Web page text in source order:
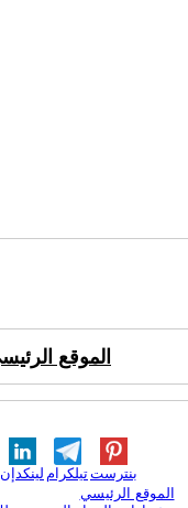
الموقع
لينكدإن تيلكرامبنترست
الموقع الرئيسي